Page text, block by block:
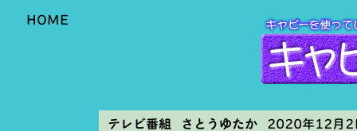
HOME
テレビ番組 さとうゆたか2020年12月2